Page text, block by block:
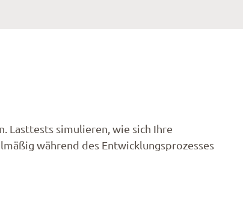
Lasttests simulieren, wie sich Ihre
während des Entwicklungsprozesses